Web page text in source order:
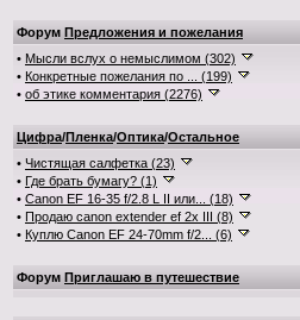
Форум Предложения и пожелания
• Мысли вслух о немыслимом (302)
• Конкретные пожелания по ... (199)
• об этике комментария (2276)
Цифра/Пленка/Оптика/Остальное
• Чистящая салфетка (23)
• Где брать бумагу? (1)
• Canon EF 16-35 f/2.8 L II или... (18)
• Продаю canon extender ef 2x III (8)
• Куплю Canon EF 24-70mm f/2... (6)
Форум Приглашаю в путешествие